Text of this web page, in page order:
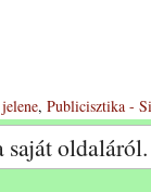
, Publicisztika -
saját oldaláról.